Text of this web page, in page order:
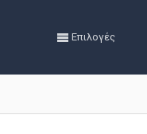
Επιλογές